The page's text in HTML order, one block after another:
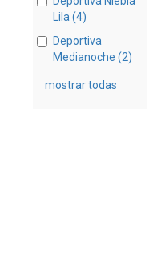
Lila (4)
Deportiva
Medianoche (2)
mostrar todas